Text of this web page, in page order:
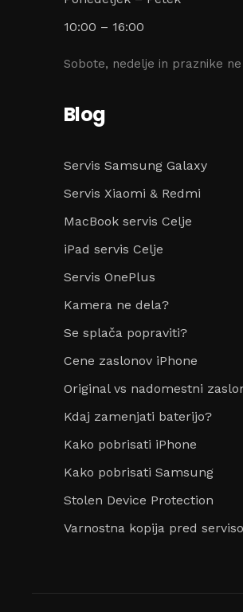
10:00 – 16:00
Sobote, nedelje in praznike
Blog
Servis Samsung Galaxy
Servis Xiaomi & Redmi
MacBook servis Celje
iPad servis Celje
Servis OnePlus
Kamera ne dela?
Se splača popraviti?
Cene zaslonov iPhone
Original vs nadomestni
Kdaj zamenjati baterijo?
Kako pobrisati iPhone
Kako pobrisati Samsung
Stolen Device Protection
Varnostna kopija pred